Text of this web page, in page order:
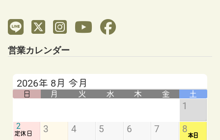
営業カレンダー